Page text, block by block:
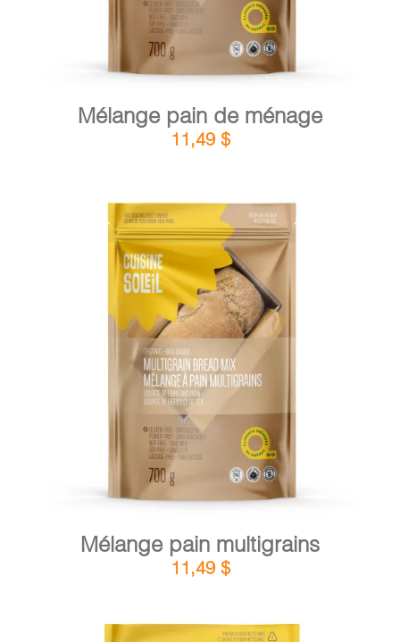
Mélange pain de ménage
11,49 $
AJOUTER AU PANIER / DÉTAILS
Mélange pain multigrains
11,49 $